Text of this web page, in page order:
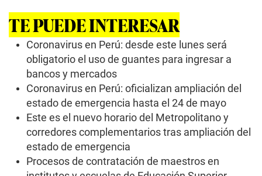
TE PUEDE INTERESAR
Coronavirus en Perú: desde este lunes será
obligatorio el uso de guantes para ingresar a
bancos y mercados
Coronavirus en Perú: oficializan ampliación del
estado de emergencia hasta el 24 de mayo
Este es el nuevo horario del Metropolitano y
corredores complementarios tras ampliación del
estado de emergencia
Procesos de contratación de maestros en